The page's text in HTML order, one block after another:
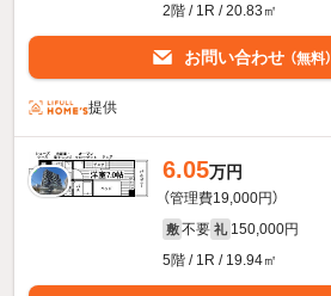
2階 / 1R / 20.83㎡
お問い合わせ （無料）
提供
6.05万円
（管理費19,000円）
敷 不要 礼 150,000円
5階 / 1R / 19.94㎡